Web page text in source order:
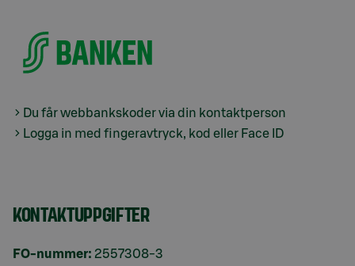
Du får webbankskoder via din kontaktperson
Logga in med fingeravtryck, kod eller Face ID
KONTAKTUPPGIFTER
FO-nummer: 2557308-3